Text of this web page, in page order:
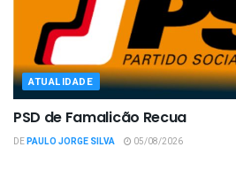
ATUALIDADE
PSD de Famalicão Recua
DEPAULO JORGE SILVA 05/08/2026